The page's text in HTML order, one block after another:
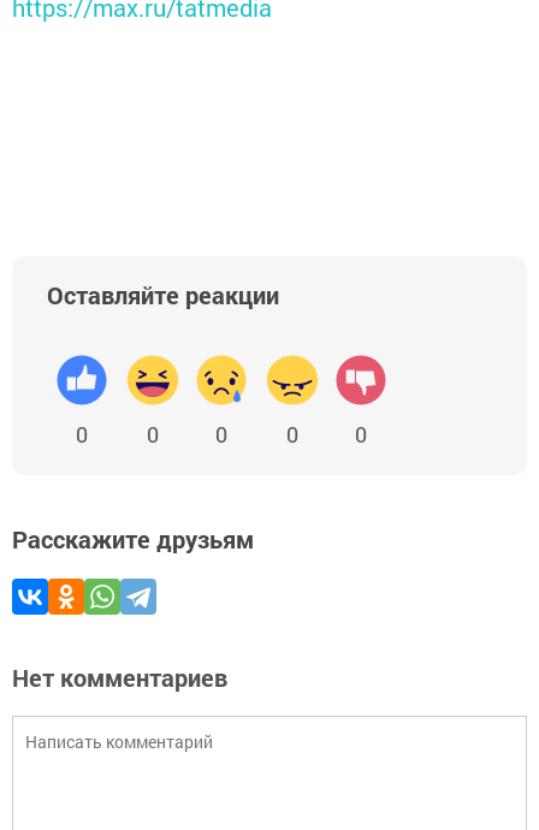
https://max.ru/tatmedia
Оставляйте реакции
0 0 0 0 0
Расскажите друзьям
Нет комментариев